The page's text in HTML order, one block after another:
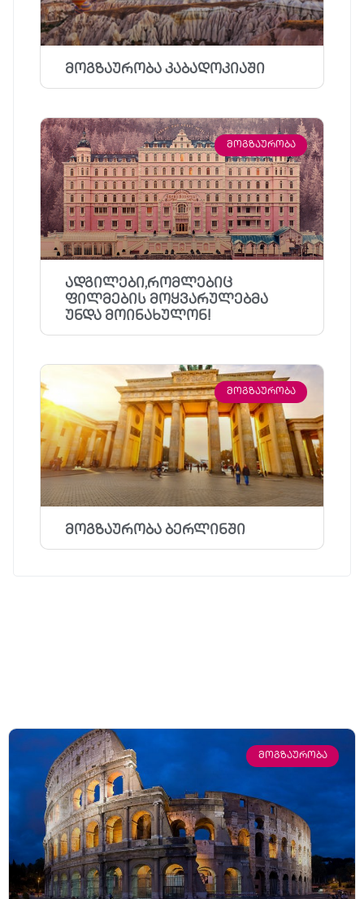
მოგზაურობა კაბადოკიაში
ᲛᲝᲒᲖᲐᲣᲠᲝᲑᲐ
ადგილები,რომლებიც
ფილმების მოყვარულებმა
უნდა მოინახულონ!
ᲛᲝᲒᲖᲐᲣᲠᲝᲑᲐ
მოგზაურობა ბერლინში
ᲛᲝᲒᲖᲐᲣᲠᲝᲑᲐ